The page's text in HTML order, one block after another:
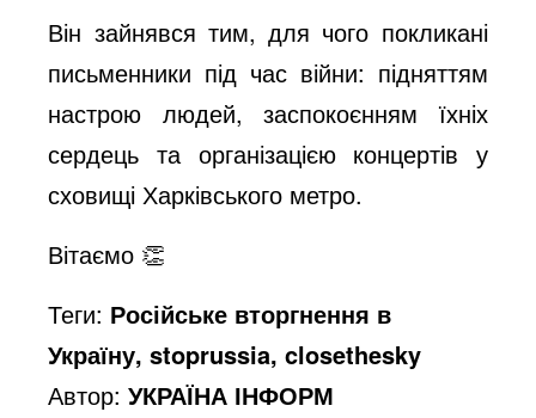
Він зайнявся тим, для чого покликані
письменники під час війни: підняттям
настрою людей, заспокоєнням їхніх
сердець та організацією концертів у
сховищі Харківського метро.
Вітаємо 👏
Теги: Російське вторгнення в
Україну, stoprussia, closethesky
Автор:УКРАЇНА ІНФОРМ